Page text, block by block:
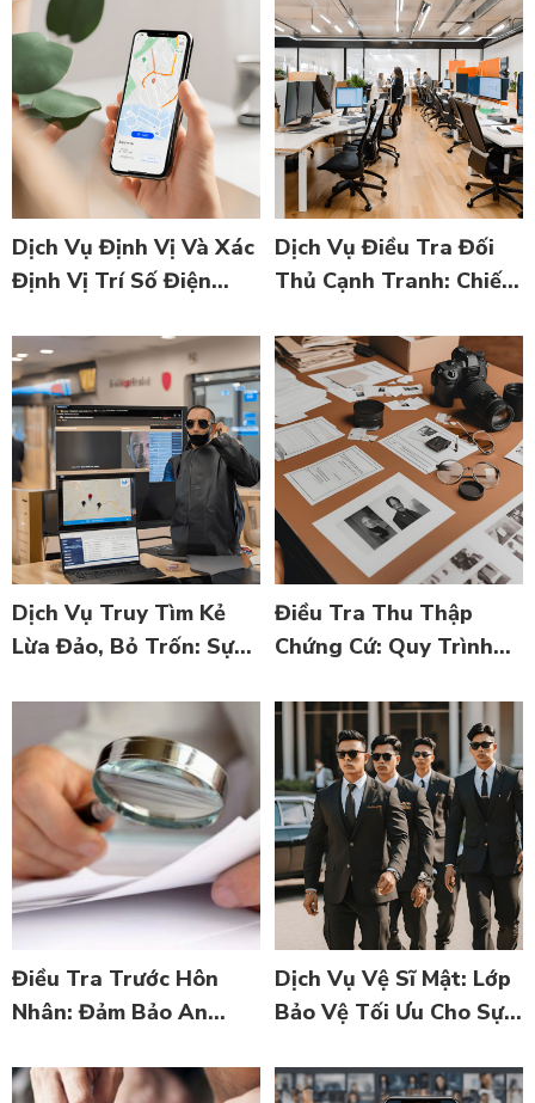
Tiêu Dùng
Dịch Vụ Định Vị Và Xác
Định Vị Trí Số Điện
Nghệ Cao Để Tìm Kiếm
Dịch Vụ Điều Tra Đối
Thủ Cạnh Tranh: Chiến
Dẫn Đầu
Dịch Vụ Truy Tìm Kẻ
Lừa Đảo, Bỏ Trốn: Sự
Quan Trọng
Điều Tra Thu Thập
Chứng Cứ: Quy Trình
Trong Việc Giải Quyết
Vấn Đề Pháp Lý
Điều Tra Trước Hôn
Nhân: Đảm Bảo An
Mối Quan Hệ
Dịch Vụ Vệ Sĩ Mật: Lớp
Bảo Vệ Tối Ưu Cho Sự